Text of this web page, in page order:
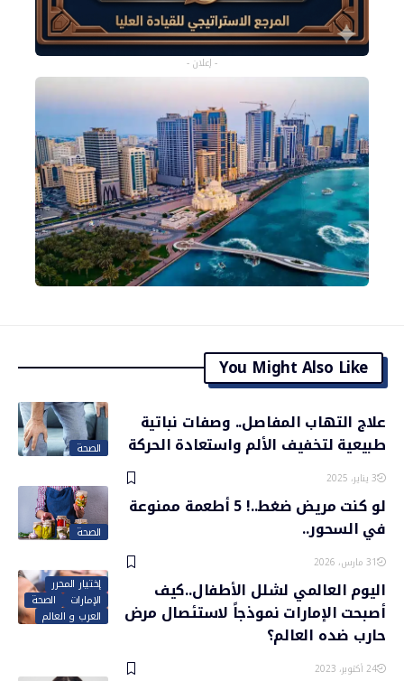
- إعلان -
You Might Also Like
الصحة
علاج التهاب المفاصل.. وصفات نباتية
طبيعية لتخفيف الألم واستعادة الحركة
3 يناير، 2025
الصحة
لو كنت مريض ضغط..! 5 أطعمة ممنوعة
في السحور..
31 مارس، 2026
إختيار المحرر
الإمارات
الصحة
العرب و العالم
اليوم العالمي لشلل الأطفال..كيف
أصبحت الإمارات نموذجاً لاستئصال مرض
حارب ضده العالم؟
24 أكتوبر، 2023